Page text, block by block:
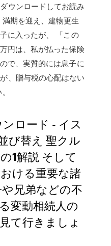
ウンロードしてお読み
期を迎え、建物更生
に入ったが、 「この
円は、私が払った保険
で、実質的には息子に
、贈与税の心配はない
ロード - イス
び替え 聖クル
1解説 そして
ける重要な諸
兄弟などの不
変動相続人の
て行きましょ